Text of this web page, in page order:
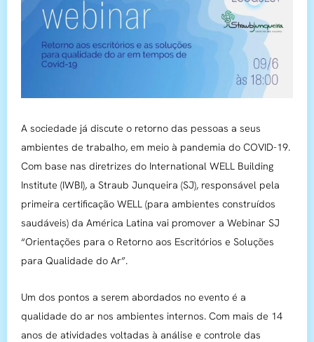
A sociedade já discute o retorno das pessoas a seus
ambientes de trabalho, em meio à pandemia do COVID-19.
Com base nas diretrizes do International WELL Building
Institute (IWBI), a Straub Junqueira (SJ), responsável pela
primeira certificação WELL (para ambientes construídos
saudáveis) da América Latina vai promover a Webinar SJ
“Orientações para o Retorno aos Escritórios e Soluções
para Qualidade do Ar”.
Um dos pontos a serem abordados no evento é a
qualidade do ar nos ambientes internos. Com mais de 14
anos de atividades voltadas à análise e controle das